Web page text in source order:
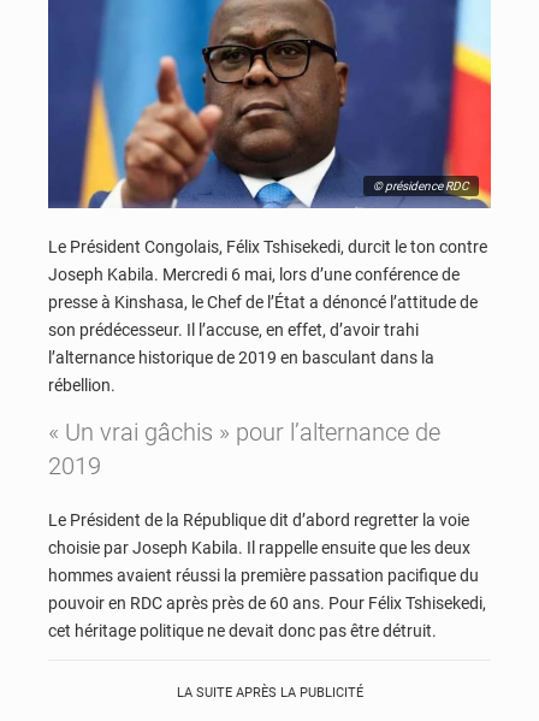
© présidence RDC
Le Président Congolais, Félix Tshisekedi, durcit le ton contre
Joseph Kabila. Mercredi 6 mai, lors d’une conférence de
presse à Kinshasa, le Chef de l’État a dénoncé l’attitude de
son prédécesseur. Il l’accuse, en effet, d’avoir trahi
l’alternance historique de 2019 en basculant dans la
rébellion.
« Un vrai gâchis » pour l’alternance de
2019
Le Président de la République dit d’abord regretter la voie
choisie par Joseph Kabila. Il rappelle ensuite que les deux
hommes avaient réussi la première passation pacifique du
pouvoir en RDC après près de 60 ans. Pour Félix Tshisekedi,
cet héritage politique ne devait donc pas être détruit.
LA SUITE APRÈS LA PUBLICITÉ